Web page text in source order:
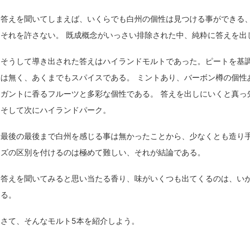
答えを聞いてしまえば、いくらでも白州の個性は見つける事ができる
それを許さない。 既成概念がいっさい排除された中、純粋に答えを出
そうして導き出された答えはハイランドモルトであった。ピートを基
は無く、あくまでもスパイスである。 ミントあり、バーボン樽の個
ガントに香るフルーツと多彩な個性である。 答えを出しにいくと真っ
そして次にハイランドパーク。
最後の最後まで白州を感じる事は無かったことから、少なくとも造り
ズの区別を付けるのは極めて難しい、それが結論である。
答えを聞いてみると思い当たる香り、味がいくつも出てくるのは、い
る。
さて、そんなモルト5本を紹介しよう。